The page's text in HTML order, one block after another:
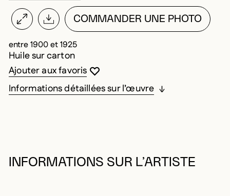
COMMANDER UNE PHOTO
entre 1900 et 1925
Huile sur carton
Vous devez être connecté pour ajouter
Fermer la modale
Ouvrir la modale
Ajouter aux favoris
Informations détaillées sur l’œuvre
INFORMATIONS SUR L’ARTISTE